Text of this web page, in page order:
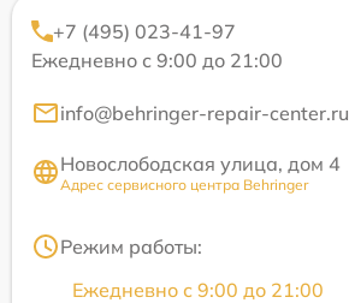
+7 (495) 023-41-97
Ежедневно с 9:00 до 21:00
info@behringer-repair-center.ru
Новослободская улица, дом 4
Адрес сервисного центра Behringer
Режим работы:
Ежедневно с 9:00 до 21:00